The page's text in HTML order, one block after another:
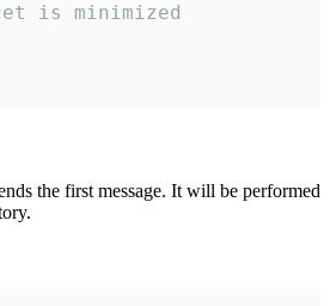
is minimized
the first message. It will be performed